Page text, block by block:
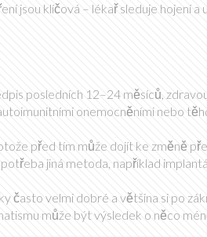
jsou klíčová – lékař sleduje hojení a
posledních 12–24 měsíců,
onemocněními nebo
před tím může dojít ke změně
jiná metoda, například
často velmi dobré a většina si po
může být výsledek o něco